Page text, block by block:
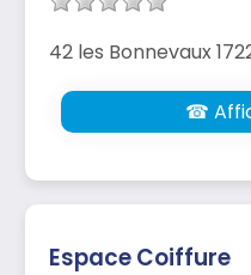
42 les Bonnevaux
☎
Espace Coiffure